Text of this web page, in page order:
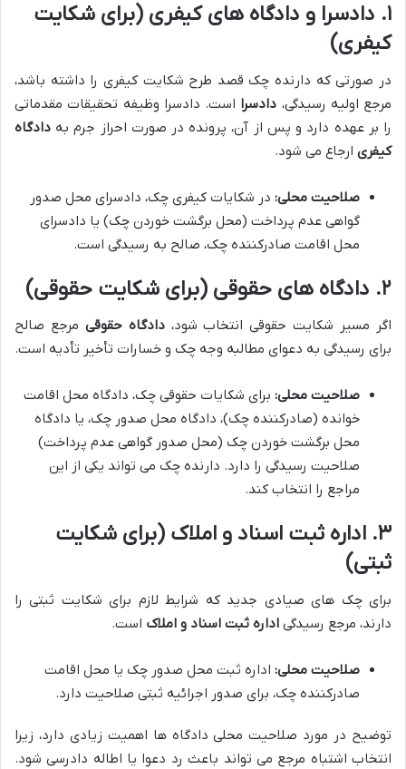
۱. دادسرا و دادگاه های کیفری (برای شکایت
کیفری)
در صورتی که دارنده چک قصد طرح شکایت کیفری را داشته باشد،
مرجع اولیه رسیدگی، دادسرا است. دادسرا وظیفه تحقیقات مقدماتی
را بر عهده دارد و پس از آن، پرونده در صورت احراز جرم به دادگاه
کیفری ارجاع می شود.
صلاحیت محلی: در شکایات کیفری چک، دادسرای محل صدور
گواهی عدم پرداخت (محل برگشت خوردن چک) یا دادسرای
محل اقامت صادرکننده چک، صالح به رسیدگی است.
۲. دادگاه های حقوقی (برای شکایت حقوقی)
اگر مسیر شکایت حقوقی انتخاب شود،دادگاه حقوقی مرجع صالح
برای رسیدگی به دعوای مطالبه وجه چک و خسارات تأخیر تأدیه است.
صلاحیت محلی: برای شکایات حقوقی چک، دادگاه محل اقامت
خوانده (صادرکننده چک)، دادگاه محل صدور چک، یا دادگاه
محل برگشت خوردن چک (محل صدور گواهی عدم پرداخت)
صلاحیت رسیدگی را دارد. دارنده چک می تواند یکی از این
مراجع را انتخاب کند.
۳. اداره ثبت اسناد و املاک (برای شکایت
ثبتی)
برای چک های صیادی جدید که شرایط لازم برای شکایت ثبتی را
دارند، مرجع رسیدگی اداره ثبت اسناد و املاک است.
صلاحیت محلی: اداره ثبت محل صدور چک یا محل اقامت
صادرکننده چک، برای صدور اجرائیه ثبتی صلاحیت دارد.
توضیح در مورد صلاحیت محلی دادگاه ها اهمیت زیادی دارد، زیرا
انتخاب اشتباه مرجع می تواند باعث رد دعوا یا اطاله دادرسی شود.